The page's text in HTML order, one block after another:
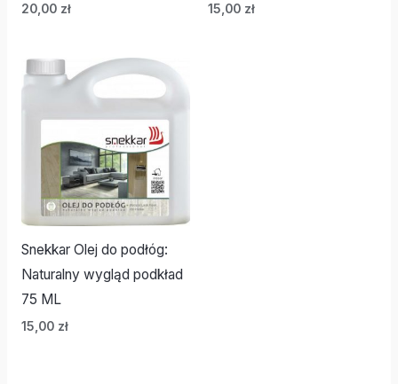
20,00 zł 15,00 zł
Snekkar Olej do podłóg:
Naturalny wygląd podkład
75 ML
15,00 zł